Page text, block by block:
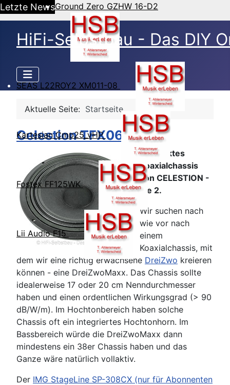
Letzte NewsGround Zero GZHW 16-D2
SEAS L22ROY2 XM011-08
Kartesian Cmp25_vHP
Fostex FF125WK
Lii Audio F15
HiFi-Selbstbau - Das DIY
Aktuelle Seite: Startseite
Celestion TFX0615
Kompaktes
Koaxialchassis
von CELESTION -
die 2.
Wir suchen nach
wie vor nach
einem
Koaxialchassis, mit
dem wir eine richtig erwachsene DreiZwo kreieren
können - eine DreiZwoMaxx. Das Chassis sollte
idealerweise 17 oder 20 cm Nenndurchmesser
haben und einen ordentlichen Wirkungsgrad (> 90
dB/W/m). Im Hochtonbereich haben solche
Chassis oft ein integriertes Hochtonhorn. Im
Bassbereich würde die DreiZwoMaxx dann
mindestens ein 38er Chassis haben und das
Ganze wäre natürlich vollaktiv.
Der IMG StageLine SP-308CX (nur für Abonnenten